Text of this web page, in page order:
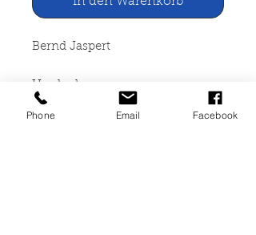
Bernd Jaspert
Umdenken aus
kirchengeschichtlicher Sicht
Phone Email Facebook